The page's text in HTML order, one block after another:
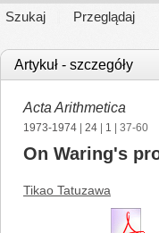
Szukaj Przeglądaj
Artykuł - szczegóły
Acta Arithmetica
1973-1974 24 1 | 37-60
On Waring's
Tikao Tatuzawa